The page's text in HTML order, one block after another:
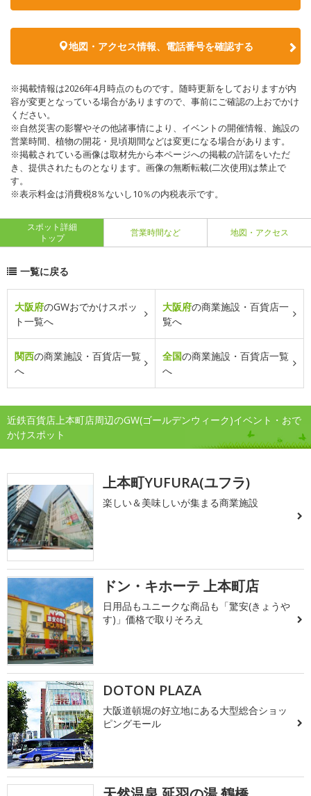
地図・アクセス情報、電話番号を確認する
※掲載情報は2026年4月時点のものです。随時更新をしておりますが内
容が変更となっている場合がありますので、事前にご確認の上おでかけ
ください。
※自然災害の影響やその他諸事情により、イベントの開催情報、施設の
営業時間、植物の開花・見頃期間などは変更になる場合があります。
※掲載されている画像は取材先から本ページへの掲載の許諾をいただ
き、提供されたものとなります。画像の無断転載(二次使用)は禁止で
す。
※表示料金は消費税8％ないし10％の内税表示です。
スポット詳細
トップ
営業時間など 地図・アクセス
一覧に戻る
大阪府のGWおでかけスポッ
ト一覧へ
大阪府の商業施設・百貨店一
覧へ
関西の商業施設・百貨店一覧
へ
全国の商業施設・百貨店一覧
へ
近鉄百貨店上本町店周辺のGW(ゴールデンウィーク)イベント・おで
かけスポット
上本町YUFURA(ユフラ)
楽しい＆美味しいが集まる商業施設
ドン・キホーテ 上本町店
日用品もユニークな商品も「驚安(きょうや
す)」価格で取りそろえ
DOTON PLAZA
大阪道頓堀の好立地にある大型総合ショッ
ピングモール